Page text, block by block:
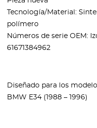
Tecnología/Material:
polímero
Números de serie OEM:
61671384962
Diseñado para los
BMW E34 (1988 – 1996)